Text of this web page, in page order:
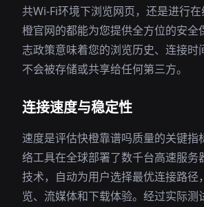
共Wi-Fi环境下浏览网页，还是进行
橙官网的都能为您提供全方位的安全
志政策意味着您的浏览历史、连接时
不会被存储或共享给任何第三方。
连接速度与稳定性
速度是评估快橙靠谱吗质量的关键指
络工具在全球部署了数千台高速服务
技术，自动为用户选择最优连接路径
览、流媒体和下载体验。经过实际测